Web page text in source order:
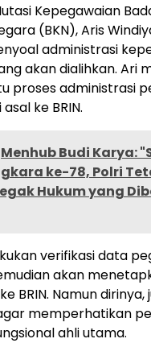
Kepegawaian
(BKN), Aris
administrasi
akan dialihkan. Ari
proses administrasi
ke BRIN.
Menhub Budi Karya:
ke-78, Polri
Hukum yang
verifikasi data
akan
BRIN. Namun dirinya,
memperhatikan
ahli utama.